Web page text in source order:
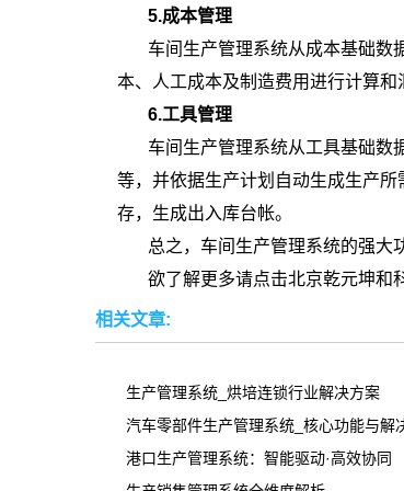
5.成本管理
车间生产管理系统从成本基础数
本、人工成本及制造费用进行计算和
6.工具管理
车间生产管理系统从工具基础数
等，并依据生产计划自动生成生产
存，生成出入库台帐。
总之，车间生产管理系统的强大
欲了解更多请点击北京乾元坤和
相关文章:
生产管理系统_烘培连锁行业解决方案
汽车零部件生产管理系统_核心功能与解
港口生产管理系统：智能驱动·高效协同